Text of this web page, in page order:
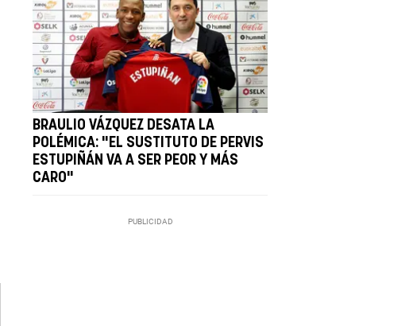
BRAULIO VÁZQUEZ DESATA LA
POLÉMICA: "EL SUSTITUTO DE PERVIS
ESTUPIÑÁN VA A SER PEOR Y MÁS
CARO"